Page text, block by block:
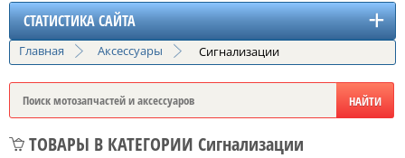
СТАТИСТИКА САЙТА
Главная Аксессуары Сигнализации
ТОВАРЫ В КАТЕГОРИИ Сигнализации